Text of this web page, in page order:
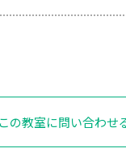
この教室に問い合わせ